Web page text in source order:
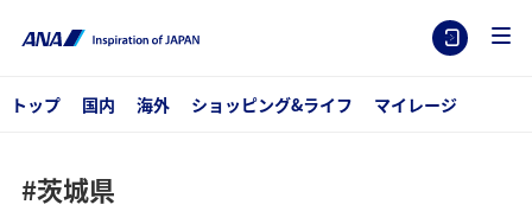
トップ 国内 海外 ショッピング&ライフ マイレージ
#茨城県